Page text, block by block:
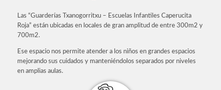
Las “Guarderías Txanogorritxu – Escuelas Infantiles Caperucita
Roja” están ubicadas en locales de gran amplitud de entre 300m2 y
700m2.
Ese espacio nos permite atender a los niños en grandes espacios
mejorando sus cuidados y manteniéndolos separados por niveles
en amplias aulas.